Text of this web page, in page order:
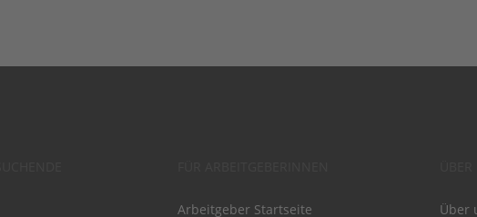
Arbeitgeber Startseite
Über